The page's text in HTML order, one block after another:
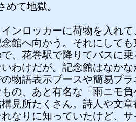
めて地獄。
インロッカーに荷物を入れ
館へ向かう。それにして
、花巻駅で降りてバスに
わけだが。記念館はなかな
物語表示ブースや簡易プ
の、あと有名な「雨ニモ
見所たくさん。詩人や文
なりに知っていたけど、